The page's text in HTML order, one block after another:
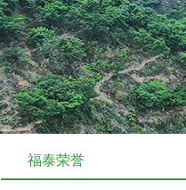
福泰荣誉